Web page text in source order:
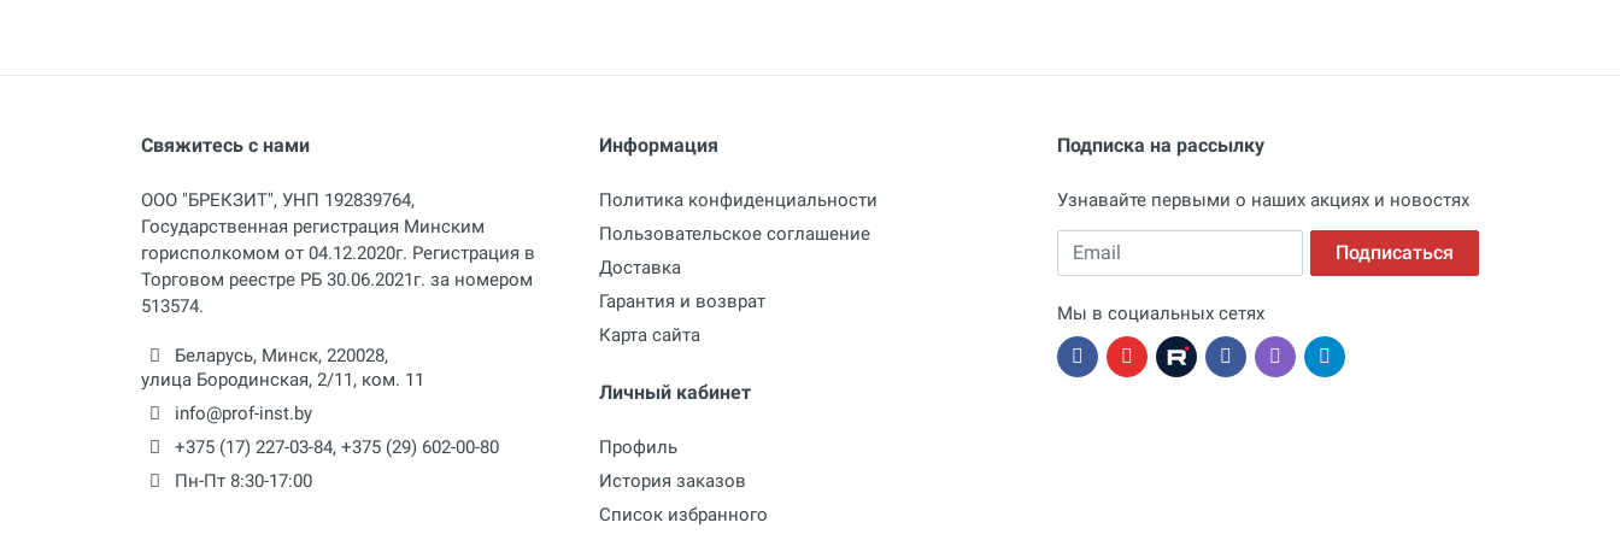
Свяжитесь с нами
ООО "БРЕКЗИТ", УНП 192839764,
Государственная регистрация Минским
горисполкомом от 04.12.2020г. Регистрация в
Торговом реестре РБ 30.06.2021г. за номером
513574.
Беларусь, Минск, 220028,
улица Бородинская, 2/11, ком. 11
info@prof-inst.by
+375 (17) 227-03-84, +375 (29) 602-00-80
Пн-Пт 8:30-17:00
Информация
Политика конфиденциальности
Пользовательское соглашение
Доставка
Гарантия и возврат
Карта сайта
Личный кабинет
Профиль
История заказов
Список избранного
Подписка на рассылку
Узнавайте первыми о наших акциях и новостях
Email Подписаться
Мы в социальных сетях